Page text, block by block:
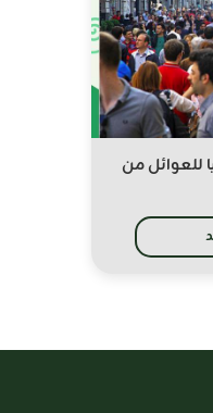
للعوائل من